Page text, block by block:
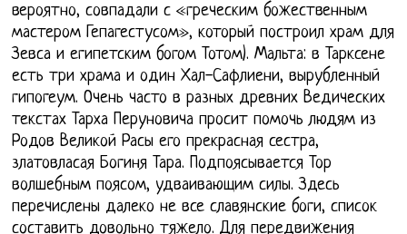
вероятно, совпадали с «греческим божественным
мастером Гепагестусом», который построил храм для
Зевса и египетским богом Тотом). Мальта: в Тарксене
есть три храма и один Хал-Сафлиени, вырубленный
гипогеум. Очень часто в разных древних Ведических
текстах Тарха Перуновича просит помочь людям из
Родов Великой Расы его прекрасная сестра,
златовласая Богиня Тара. Подпоясывается Тор
волшебным поясом, удваивающим силы. Здесь
перечислены далеко не все славянские боги, список
составить довольно тяжело. Для передвижения